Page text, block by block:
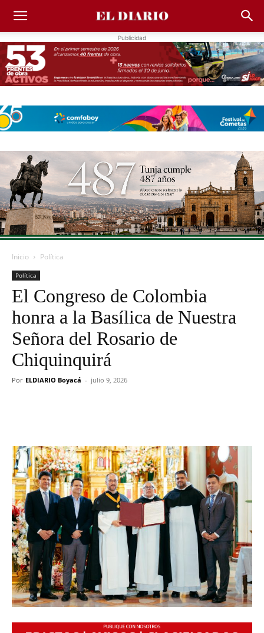
Publicidad
Inicio Política
Política
El Congreso de Colombia
honra a la Basílica de Nuestra
Señora del Rosario de
Chiquinquirá
Por ELDIARIO Boyacá - julio 9, 2026